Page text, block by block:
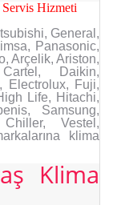
Hizmeti
General,
Panasonic,
Arçelik, Ariston,
Daikin,
Electrolux, Fuji,
Life, Hitachi,
Samsung,
Vestel,
klima
Klima